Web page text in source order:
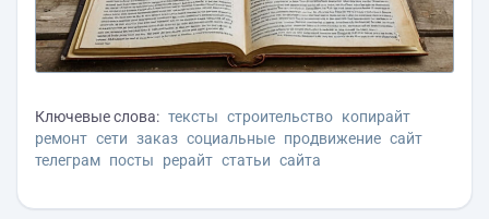
Ключевые слова: тексты строительство копирайт
ремонт сети заказ социальные продвижение сайт
телеграм посты рерайт статьи сайта